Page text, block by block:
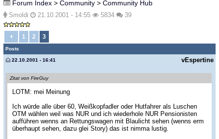
Forum Index > Community > Community Hub
Smoldi 21.10.2001 - 14:55 5834 39
1 2 3
Posts
vEspertine
22.10.2001 - 16:41
Zitat von FireGuy
LOTM: mei Meinung
Ich würde alle über 60, Weißkopfadler oder Hutfahrer als Luschen
OTM wählen weil was NUR und ich wiederhole NUR Pensionisten
aufführen wenns an Rettungswagen mit Blaulicht sehen (wenns erm
überhaupt sehen, dazu glei Story) das ist nimma lustig.